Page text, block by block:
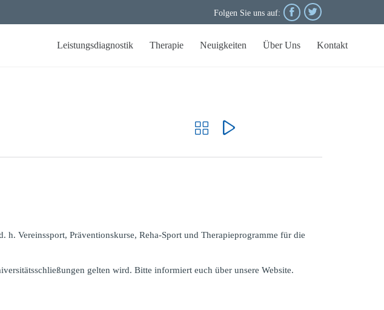
Folgen Sie uns auf:  
Leistungsdiagnostik Therapie Neuigkeiten Über Uns Kontakt
 
Vereinssport, Präventionskurse, Reha-Sport und Therapieprogramme für die
gelten wird. Bitte informiert euch über unsere Website.